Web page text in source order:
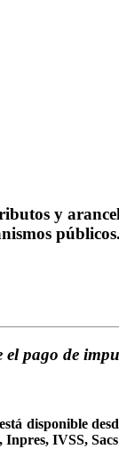
y
públicos.
pago de
disponible
IVSS,